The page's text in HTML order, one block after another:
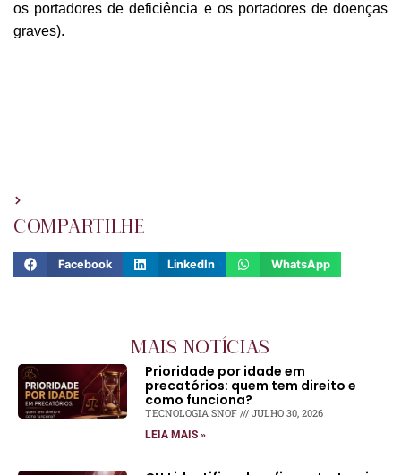
os portadores de deficiência e os portadores de doenças
graves).
COMPARTILHE
Facebook LinkedIn WhatsApp
MAIS NOTÍCIAS
Prioridade por idade em
precatórios: quem tem direito e
como funciona?
TECNOLOGIA SNOF JULHO 30, 2026
LEIA MAIS »